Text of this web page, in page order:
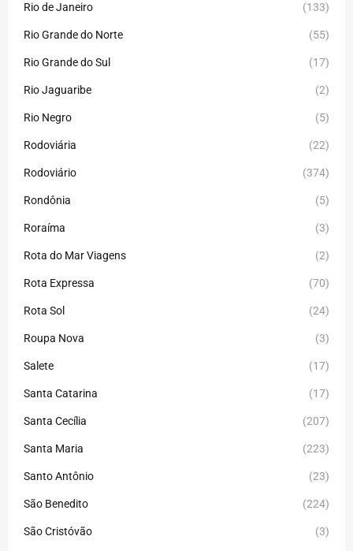
Rio de Janeiro (133)
Rio Grande do Norte (55)
Rio Grande do Sul (17)
Rio Jaguaribe (2)
Rio Negro (5)
Rodoviária (22)
Rodoviário (374)
Rondônia (5)
Roraíma (3)
Rota do Mar Viagens (2)
Rota Expressa (70)
Rota Sol (24)
Roupa Nova (3)
Salete (17)
Santa Catarina (17)
Santa Cecília (207)
Santa Maria (223)
Santo Antônio (23)
São Benedito (224)
São Cristóvão (3)